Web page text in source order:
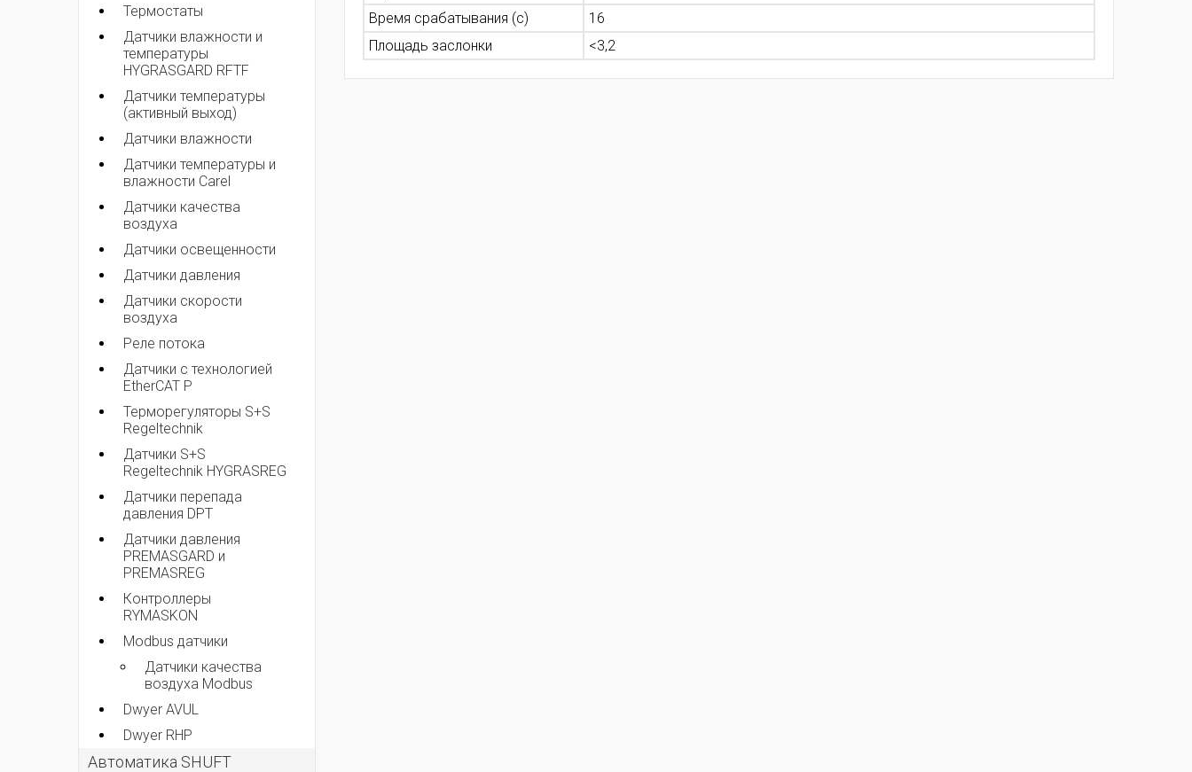
Термостаты
Датчики влажности и
температуры
HYGRASGARD RFTF
Датчики температуры
(активный выход)
Датчики влажности
Датчики температуры и
влажности Carel
Датчики качества
воздуха
Датчики освещенности
Датчики давления
Датчики скорости
воздуха
Реле потока
Датчики с технологией
EtherCAT P
Терморегуляторы S+S
Regeltechnik
Датчики S+S
Regeltechnik HYGRASREG
Датчики перепада
давления DPT
Датчики давления
PREMASGARD и
PREMASREG
Контроллеры
RYMASKON
Modbus датчики
Датчики качества
воздуха Modbus
Dwyer AVUL
Dwyer RHP
Автоматика SHUFT
Время срабатывания (с)
16
Площадь заслонки
<3,2